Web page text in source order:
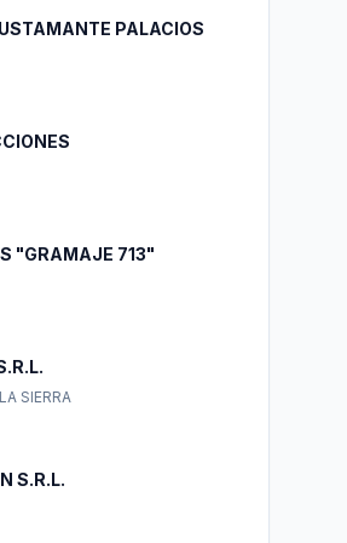
PALACIOS
"GRAMAJE 713"
SIERRA
S.R.L.